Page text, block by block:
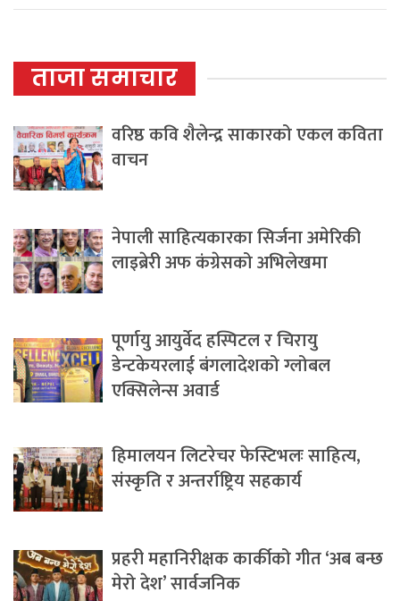
ताजा समाचार
वरिष्ठ कवि शैलेन्द्र साकारको एकल कविता
वाचन
नेपाली साहित्यकारका सिर्जना अमेरिकी
लाइब्रेरी अफ कंग्रेसको अभिलेखमा
पूर्णायु आयुर्वेद हस्पिटल र चिरायु
डेन्टकेयरलाई बंगलादेशको ग्लोबल
एक्सिलेन्स अवार्ड
हिमालयन लिटरेचर फेस्टिभलः साहित्य,
संस्कृति र अन्तर्राष्ट्रिय सहकार्य
प्रहरी महानिरीक्षक कार्कीको गीत ‘अब बन्छ
मेरो देश’ सार्वजनिक